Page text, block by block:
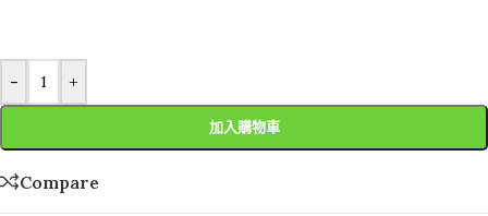
- +
加入購物車
Compare